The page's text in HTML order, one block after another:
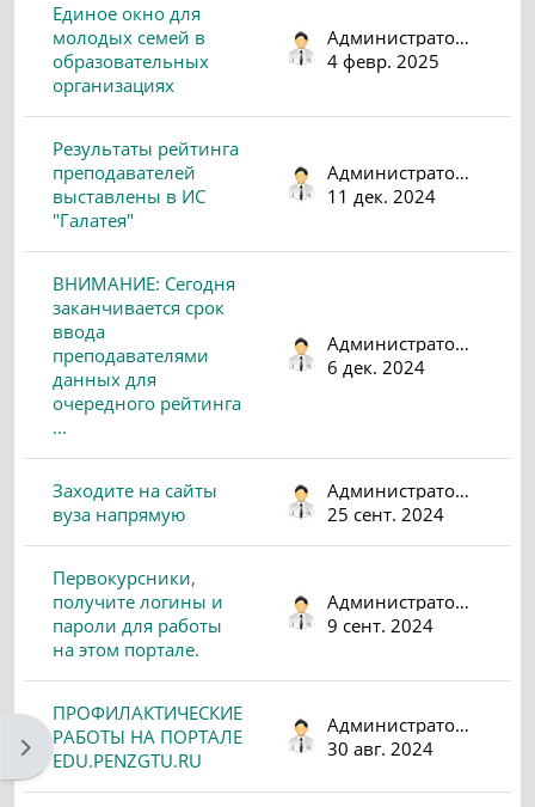
Открыть боковую панель
Единое окно для
молодых семей в
образовательных
организациях
Администратор (psv)
4 февр. 2025
Результаты рейтинга
преподавателей
выставлены в ИС
"Галатея"
Администратор (psv)
11 дек. 2024
ВНИМАНИЕ: Сегодня
заканчивается срок
ввода
преподавателями
данных для
очередного рейтинга
...
Администратор (psv)
6 дек. 2024
Заходите на сайты
вуза напрямую
Администратор (psv)
25 сент. 2024
Первокурсники,
получите логины и
пароли для работы
на этом портале.
Администратор (psv)
9 сент. 2024
ПРОФИЛАКТИЧЕСКИЕ
РАБОТЫ НА ПОРТАЛЕ
EDU.PENZGTU.RU
Администратор (psv)
30 авг. 2024